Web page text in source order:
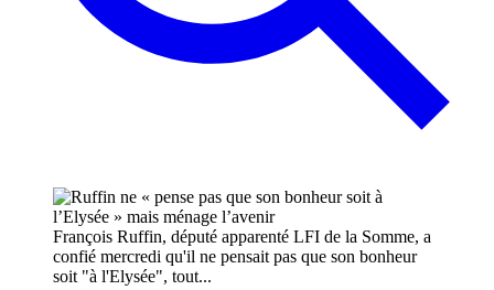
François Ruffin, député apparenté LFI de la Somme, a
confié mercredi qu'il ne pensait pas que son bonheur
soit "à l'Elysée", tout...